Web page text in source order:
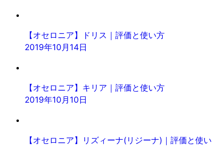
【オセロニア】ドリス｜評価と使い方
2019年10月14日
【オセロニア】キリア｜評価と使い方
2019年10月10日
【オセロニア】リズィーナ(リジーナ)｜評価と使い